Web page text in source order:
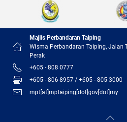
Majlis Perbandaran Taiping
Wisma Perbandaran Taiping, Jalan
Perak
+605 - 808 0777
+605 - 806 8957 / +605 - 805 3000
mpt[at]mptaiping[dot]gov[dot]my